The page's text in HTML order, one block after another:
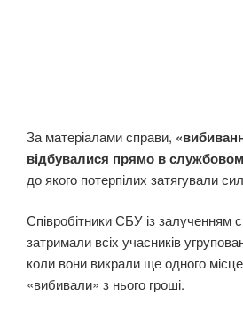
За матеріалами справи,
відбувалися прямо в
до якого потерпілих затягували
Співробітники СБУ із залученням
затримали всіх учасників
коли вони викрали ще одного
«вибивали» з нього гроші.